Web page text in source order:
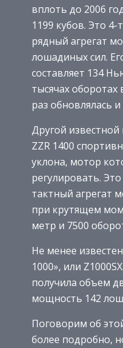
вплоть до 2006
1199 кубов. Это
рядный агрегат
лошадиных сил.
составляет 134
тысячах
раз обновлялась
Другой
ZZR 1400
уклона, мотор
регулировать.
тактный агрегат
при крутящем
метр и 7500
Не менее
1000», или
получила объем
мощность 142
Поговорим об
более подробно,